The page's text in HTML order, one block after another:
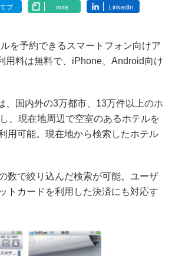
ブ note LinkedIn
を予約できるスマートフォン向けア
用料は無料で、iPhone、Android向け
国内外の3万都市、13万件以上のホ
、現在地周辺で空室のあるホテルを
用可能。現在地から検索したホテル
数で絞り込んだ検索が可能。ユーザ
トカードを利用した決済にも対応す